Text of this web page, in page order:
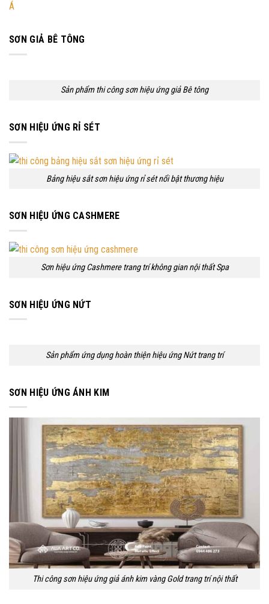
Á
SƠN GIẢ BÊ TÔNG
Sản phẩm thi công sơn hiệu ứng giả Bê tông
SƠN HIỆU ỨNG RỈ SÉT
Bảng hiệu sắt sơn hiệu ứng rỉ sét nổi bật thương hiệu
SƠN HIỆU ỨNG CASHMERE
Sơn hiệu ứng Cashmere trang trí không gian nội thất Spa
SƠN HIỆU ỨNG NỨT
Sản phẩm ứng dụng hoàn thiện hiệu ứng Nứt trang trí
SƠN HIỆU ỨNG ÁNH KIM
Thi công sơn hiệu ứng giả ánh kim vàng Gold trang trí nội thất